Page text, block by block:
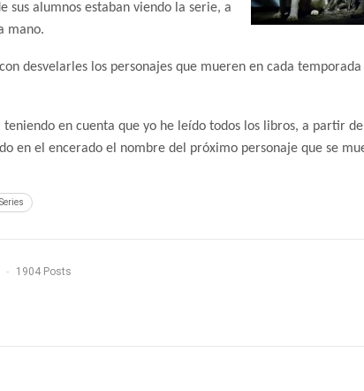
sus alumnos estaban viendo la serie, a
mano.
desvelarles los personajes que mueren en cada
teniendo en cuenta que yo he leído todos los libros, a partir
en el encerado el nombre del próximo personaje que se
Series
1904 Posts